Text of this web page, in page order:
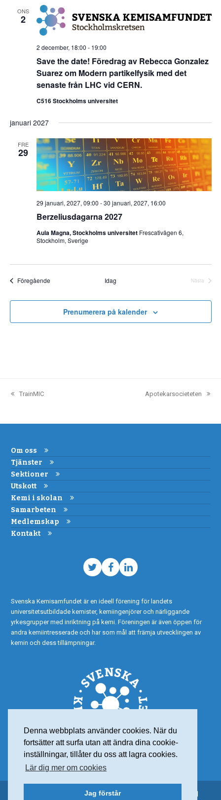
Denna webbplats använder cookies. När du
fortsätter att surfa utan att ändra dina cookie-
inställningar, tillåter du oss att lagra cookies.
Lär dig mer om cookies
Jag förstår
ONS
2
Save the date! Föredrag av Rebecca Gonzalez
Suarez om Modern partikelfysik med det
senaste från LHC vid CERN.
2 december, 18:00 - 19:00
C516 Stockholms universitet
januari 2027
FRE
29
Berzeliusdagarna 2027
29 januari, 2027, 09:00 -30 januari, 2027, 16:00
Aula Magna, Stockholms universitet Frescativägen 6,
Stockholm, Sverige
FöregåendeEvent Idag
Nästa
Prenumerera på kalender
TrainMIC
next
Apotekarsocieteten
Om oss
Tjänster
Sektioner
Utskott
Kemi i skolan
Samarbeten
Medlemskap
Kontakt
TwitterFacebook
LinkedIn
Svenska Kemisamfundet är en ideell förening för landets
universitetsutbildade kemister, kemiingenjörer och närliggande
yrkesgrupper med inriktning på kemi. Föreningen är även öppen för
andra kemiintresserade och har som mål att främja utvecklingen av
kemin och dess tillämpningar.
© 2015 Svenska Kemisamfundet – Alla rättigheter reserverade |